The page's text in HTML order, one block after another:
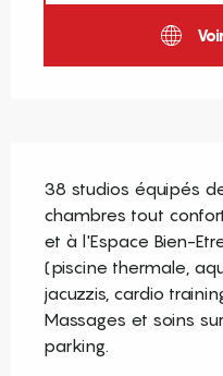
38 studios équipés
chambres tout
et à l'Espace Bien-
(piscine thermale,
jacuzzis, cardio
Massages et soins
parking.